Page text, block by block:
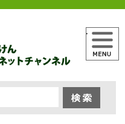
メニュー